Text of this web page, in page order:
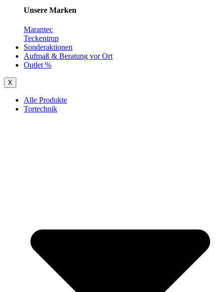
Unsere Marken
Marantec
Teckentrup
Sonderaktionen
Aufmaß & Beratung vor Ort
Outlet %
X
Alle Produkte
Tortechnik